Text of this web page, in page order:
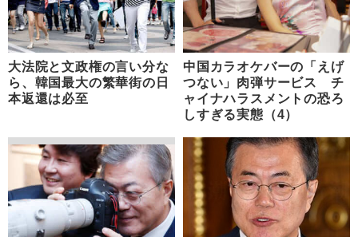
大法院と文政権の言い分な
ら、韓国最大の繁華街の日
本返還は必至
中国カラオケバーの「えげ
つない」肉弾サービス チ
ャイナハラスメントの恐ろ
しすぎる実態（4）